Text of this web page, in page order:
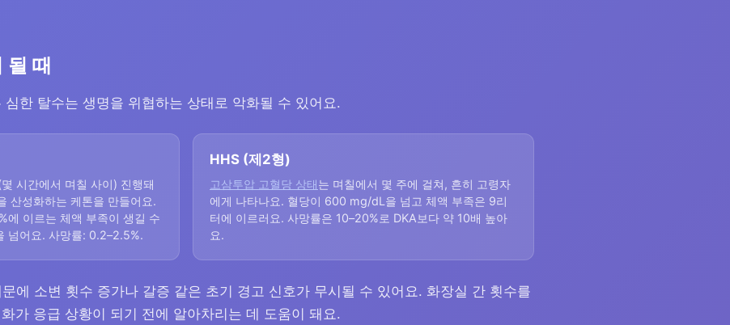
될 때
한 탈수는 생명을 위협하는 상태로 악화될 수 있어요.
시간에서 며칠 사이) 진행돼
산성화하는 케톤을 만들어요.
에 이르는 체액 부족이 생길 수
넘어요. 사망률: 0.2–2.5%.
HHS (제2형)
고삼투압 고혈당 상태는 며칠에서 몇 주에 걸쳐, 흔히 고령자
에게 나타나요. 혈당이 600 mg/dL을 넘고 체액 부족은 9리
터에 이르러요. 사망률은 10–20%로 DKA보다 약 10배 높아
요.
에 소변 횟수 증가나 갈증 같은 초기 경고 신호가 무시될 수 있어요. 화장실 간 횟수를
가 응급 상황이 되기 전에 알아차리는 데 도움이 돼요.